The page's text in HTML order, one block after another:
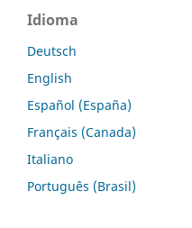
Idioma
Deutsch
English
Español (España)
Français (Canada)
Italiano
Português (Brasil)